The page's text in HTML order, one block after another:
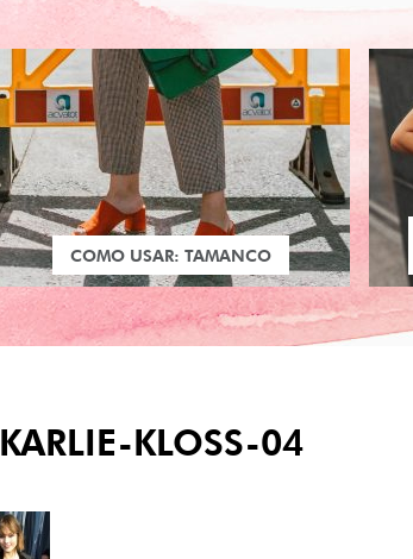
COMO USAR: TAMANCO
KARLIE-KLOSS-04